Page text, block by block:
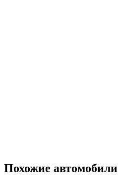
Похожие автомобили